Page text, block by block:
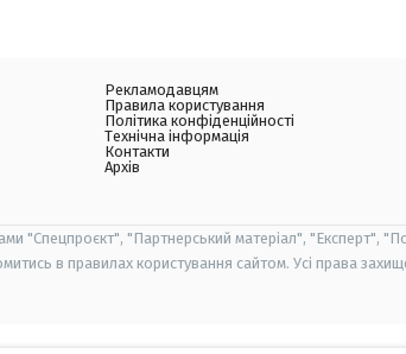
Рекламодавцям
Правила користування
Політика конфіденційності
Технічна інформація
Контакти
Архів
"Спецпроєкт", "Партнерський матеріал", "Експерт",
в правилах користування сайтом. Усі права